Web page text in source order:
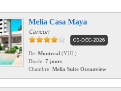
Melia Casa Maya
Cancun
05-DÉC-2026
De: Montreal(YUL)
Durée: 7 jours
Chambre: Melia Suite Oceanview